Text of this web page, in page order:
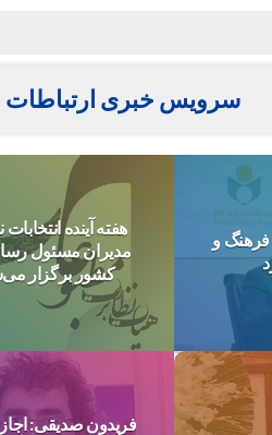
سرویس خبری ارتباطات
هفته آینده انتخابات
مدیران مسئول
کشور برگزار
فرهنگ و
فریدون صدیقی: